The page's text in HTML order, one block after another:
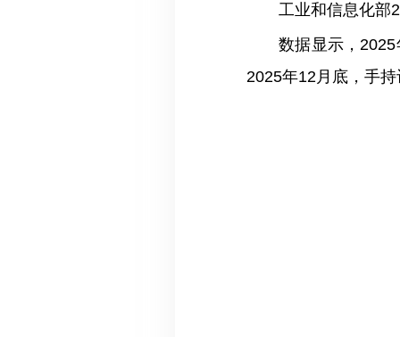
工业和信息化部
数据显示，
2025年12月底，手